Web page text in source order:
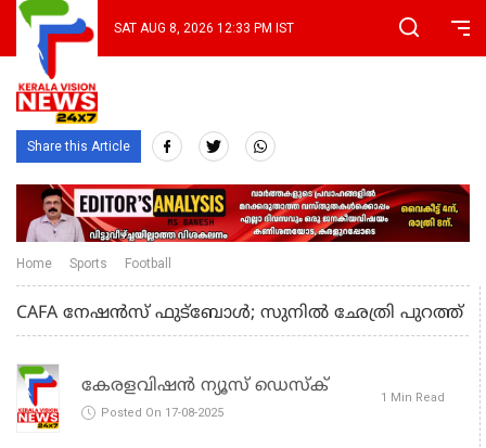
SAT AUG 8, 2026 12:33 PM IST
Share this Article
Home Sports Football
CAFA നേഷന്‍സ് ഫുട്ബോൾ; സുനില്‍ ഛേത്രി പുറത്ത്
കേരളവിഷൻ ന്യൂസ് ഡെസ്‌ക്
Posted On 17-08-2025
1 Min Read